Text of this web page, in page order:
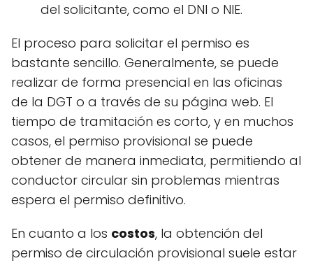
del solicitante, como el DNI o NIE.
El proceso para solicitar el permiso es
bastante sencillo. Generalmente, se puede
realizar de forma presencial en las oficinas
de la DGT o a través de su página web. El
tiempo de tramitación es corto, y en muchos
casos, el permiso provisional se puede
obtener de manera inmediata, permitiendo al
conductor circular sin problemas mientras
espera el permiso definitivo.
En cuanto a los costos, la obtención del
permiso de circulación provisional suele estar